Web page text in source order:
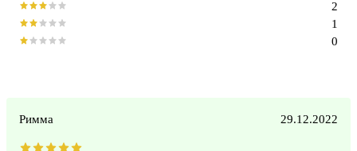
0
1
2
Римма 29.12.2022